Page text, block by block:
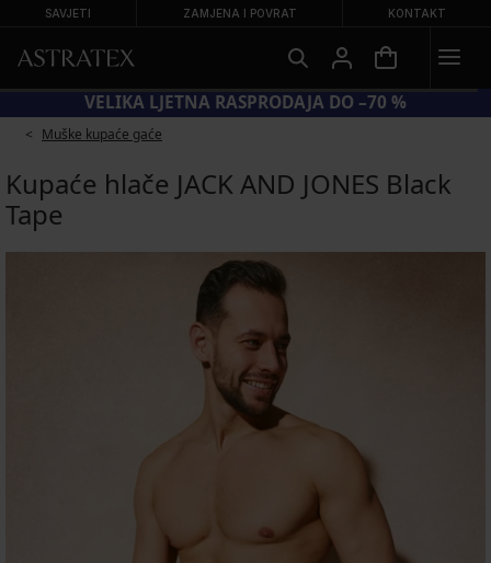
SAVJETI ZAMJENA I POVRAT KONTAKT
KOD BRA20 = GRUDNJACI −20 %
Muške kupaće gaće
Kupaće hlače JACK AND JONES Black
Tape